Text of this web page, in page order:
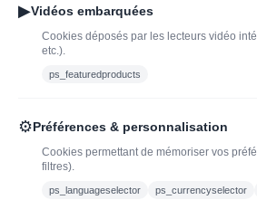
à découvrir| J’adopte un
vin
Caviste en ligne pour l’adoption de
contact@jadopteunvin.fr
▶Vidéos embarquées
Cookies déposés par les lecteurs vidéo
etc.).
ps_featuredproducts
⚙Préférences & personnalisation
Cookies permettant de mémoriser vos
filtres).
ps_languageselector ps_currencyselector